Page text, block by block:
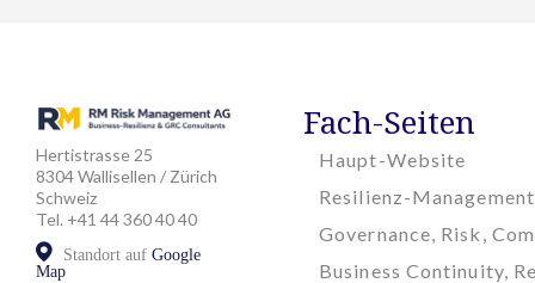
Hertistrasse 25
8304 Wallisellen / Zürich
Schweiz
Tel. +41 44 360 40 40
Standort auf Google
Map
Fach-Seiten
Haupt-Website
Resilienz-Management
Governance, Risk,
Business Continuity,